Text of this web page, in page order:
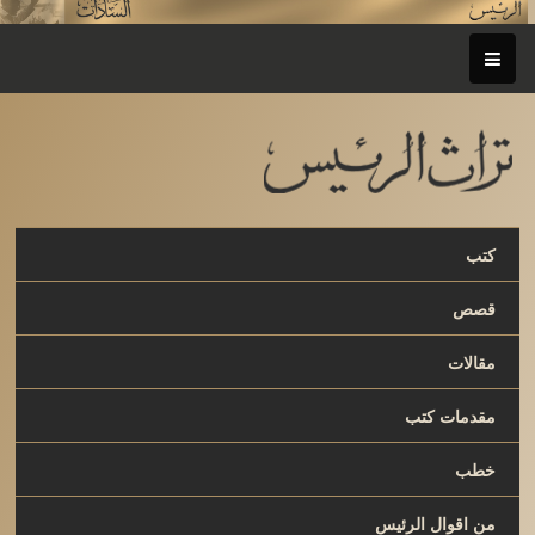
كتب
قصص
مقالات
مقدمات كتب
خطب
من اقوال الرئيس